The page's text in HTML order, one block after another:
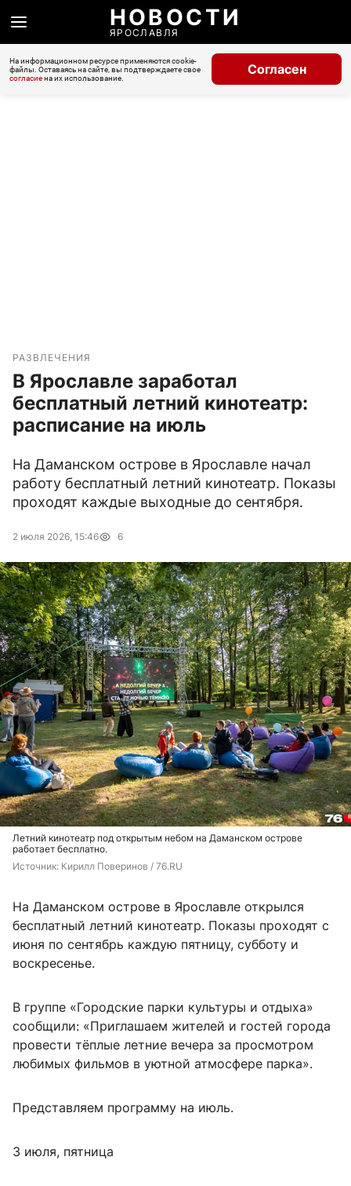
НОВОСТИ
ЯРОСЛАВЛЯ
На информационном ресурсе применяются cookie-
файлы. Оставаясь на сайте, вы подтверждаете свое
согласиена их использование.
Согласен
РАЗВЛЕЧЕНИЯ
В Ярославле заработал
бесплатный летний кинотеатр:
расписание на июль
На Даманском острове в Ярославле начал
работу бесплатный летний кинотеатр. Показы
проходят каждые выходные до сентября.
2 июля 2026, 15:46 6
Летний кинотеатр под открытым небом на Даманском острове
работает бесплатно.
Источник: Кирилл Поверинов / 76.RU
На Даманском острове в Ярославле открылся
бесплатный летний кинотеатр. Показы проходят с
июня по сентябрь каждую пятницу, субботу и
воскресенье.
В группе «Городские парки культуры и отдыха»
сообщили: «Приглашаем жителей и гостей города
провести тёплые летние вечера за просмотром
любимых фильмов в уютной атмосфере парка».
Представляем программу на июль.
3 июля, пятница